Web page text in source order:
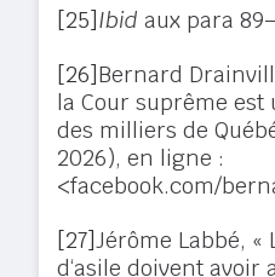
[25]Ibidaux para
[26]Bernard
la Cour suprême est
des milliers de
2026), en ligne :
<facebook.com/
[27]Jérôme Labbé, «
d‘asile doivent avoir